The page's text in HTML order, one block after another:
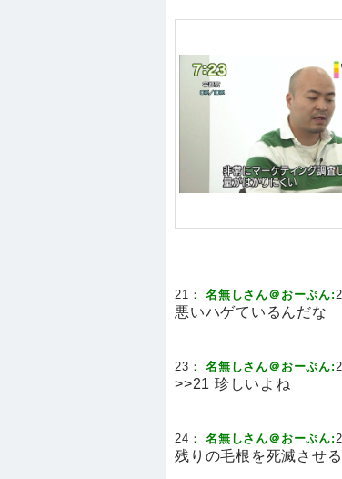
21：名無しさん＠おーぷん:
悪いハゲているんだな
23：名無しさん＠おーぷん:
>>21 珍しいよね
24：名無しさん＠おーぷん:
残りの毛根を死滅させ